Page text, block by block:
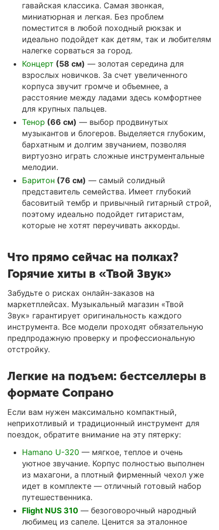
гавайская классика. Самая звонкая,
миниатюрная и легкая. Без проблем
поместится в любой походный рюкзак и
идеально подойдет как детям, так и любителям
налегке сорваться за город.
Концерт (58 см) — золотая середина для
взрослых новичков. За счет увеличенного
корпуса звучит громче и объемнее, а
расстояние между ладами здесь комфортнее
для крупных пальцев.
Тенор (66 см) — выбор продвинутых
музыкантов и блогеров. Выделяется глубоким,
бархатным и долгим звучанием, позволяя
виртуозно играть сложные инструментальные
мелодии.
Баритон (76 см) — самый солидный
представитель семейства. Имеет глубокий
басовитый тембр и привычный гитарный строй,
поэтому идеально подойдет гитаристам,
которые не хотят переучивать аккорды.
Что прямо сейчас на полках?
Горячие хиты в «Твой Звук»
Забудьте о рисках онлайн-заказов на
маркетплейсах. Музыкальный магазин «Твой
Звук» гарантирует оригинальность каждого
инструмента. Все модели проходят обязательную
предпродажную проверку и профессиональную
отстройку.
Легкие на подъем: бестселлеры в
формате Сопрано
Если вам нужен максимально компактный,
неприхотливый и традиционный инструмент для
поездок, обратите внимание на эту пятерку:
Hamano U-320 — мягкое, теплое и очень
уютное звучание. Корпус полностью выполнен
из махагони, а плотный фирменный чехол уже
идет в комплекте — отличный готовый набор
путешественника.
Flight NUS 310 — безоговорочный народный
любимец из сапеле. Ценится за эталонное